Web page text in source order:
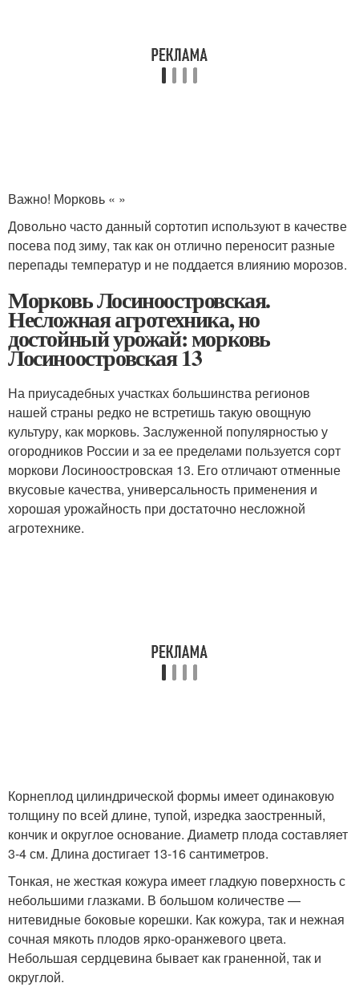
Важно! Морковь « »
Довольно часто данный сортотип используют в качестве
посева под зиму, так как он отлично переносит разные
перепады температур и не поддается влиянию морозов.
Морковь Лосиноостровская.
Несложная агротехника, но
достойный урожай: морковь
Лосиноостровская 13
На приусадебных участках большинства регионов
нашей страны редко не встретишь такую овощную
культуру, как морковь. Заслуженной популярностью у
огородников России и за ее пределами пользуется сорт
моркови Лосиноостровская 13. Его отличают отменные
вкусовые качества, универсальность применения и
хорошая урожайность при достаточно несложной
агротехнике.
Корнеплод цилиндрической формы имеет одинаковую
толщину по всей длине, тупой, изредка заостренный,
кончик и округлое основание. Диаметр плода составляет
3-4 см. Длина достигает 13-16 сантиметров.
Тонкая, не жесткая кожура имеет гладкую поверхность с
небольшими глазками. В большом количестве —
нитевидные боковые корешки. Как кожура, так и нежная
сочная мякоть плодов ярко-оранжевого цвета.
Небольшая сердцевина бывает как граненной, так и
округлой.